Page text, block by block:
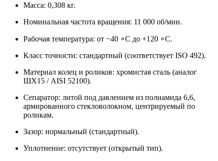
Масса: 0,308 кг.
Номинальная частота вращения: 11 000 об/мин.
Рабочая температура: от −40 ∘C до +120 ∘C.
Класс точности: стандартный (соответствует ISO 492).
Материал колец и роликов: хромистая сталь (аналог
ШХ15 / AISI 52100).
Сепаратор: литой под давлением из полиамида 6,6,
армированного стекловолокном, центрируемый по
роликам.
Зазор: нормальный (стандартный).
Уплотнение: отсутствует (открытый тип).